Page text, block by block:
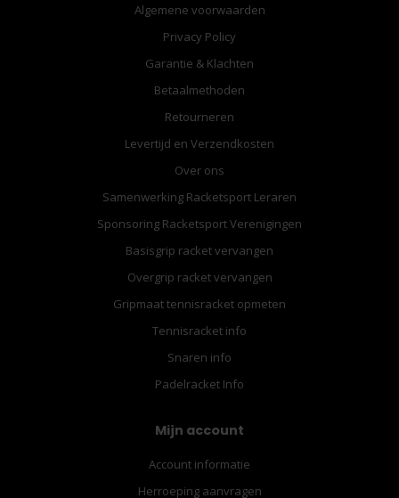
Algemene voorwaarden
Privacy Policy
Garantie & Klachten
Betaalmethoden
Retourneren
Levertijd en Verzendkosten
Over ons
Samenwerking Racketsport Leraren
Sponsoring Racketsport Verenigingen
Basisgrip racket vervangen
Overgrip racket vervangen
Gripmaat tennisracket opmeten
Tennisracket info
Snaren info
Padelracket Info
Mijn account
Account informatie
Herroeping aanvragen